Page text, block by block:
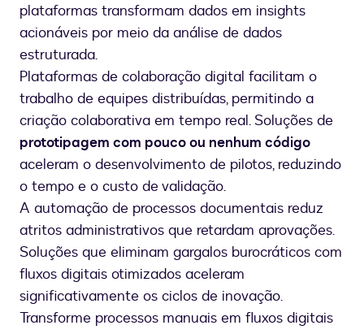
plataformas transformam dados em insights
acionáveis por meio da análise de dados
estruturada.
Plataformas de colaboração digital facilitam o
trabalho de equipes distribuídas, permitindo a
criação colaborativa em tempo real. Soluções de
prototipagem com pouco ou nenhum código
aceleram o desenvolvimento de pilotos, reduzindo
o tempo e o custo de validação.
A automação de processos documentais reduz
atritos administrativos que retardam aprovações.
Soluções que eliminam gargalos burocráticos com
fluxos digitais otimizados aceleram
significativamente os ciclos de inovação.
Transforme processos manuais em fluxos digitais